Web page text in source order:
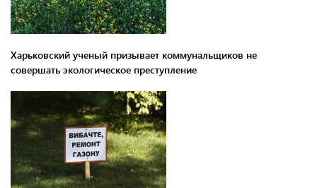
Харьковский ученый призывает коммунальщиков не
совершать экологическое преступление